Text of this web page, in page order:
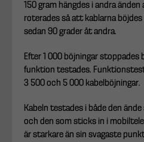
150 gram hängdes i andra änden
roterades så att kablarna
sedan 90 grader åt andra.
Efter 1 000 böjningar stoppades
funktion testades.
3 500 och 5 000 kabelböjningar.
Kabeln testades i både den
och den som sticks in i
är starkare än sin svagaste